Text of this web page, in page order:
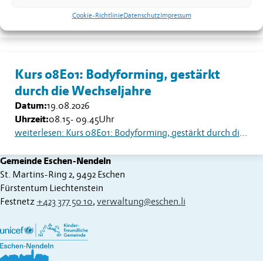
Cookie-RichtlinieDatenschutzImpressum
Kurs 08E01: Bodyforming, gestärkt
durch die Wechseljahre
Datum:19.08.2026
Uhrzeit:08.15- 09.45Uhr
weiterlesen: Kurs 08E01: Bodyforming, gestärkt durch die Wechseljahre
Gemeinde Eschen-Nendeln
St. Martins-Ring 2, 9492 Eschen
Fürstentum Liechtenstein
Festnetz +423 377 50 10, verwaltung@eschen.li